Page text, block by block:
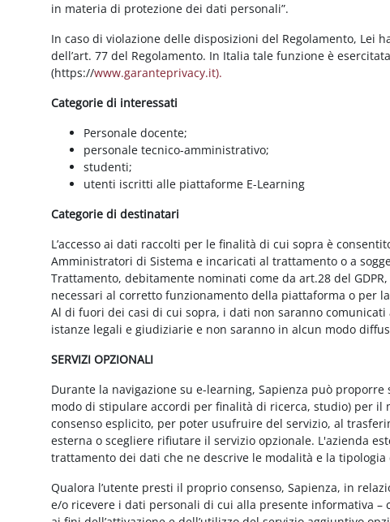
in materia di protezione dei dati personali”.
In caso di violazione delle disposizioni del Regolamento, Lei
dell’art. 77 del Regolamento. In Italia tale funzione è
(https://www.garanteprivacy.it).
Categorie di interessati
Personale docente;
personale tecnico-amministrativo;
studenti;
utenti iscritti alle piattaforme E-Learning
Categorie di destinatari
L’accesso ai dati raccolti per le finalità di cui sopra è
Amministratori di Sistema e incaricati al trattamento o a
Trattamento, debitamente nominati come da art.28 del
necessari al corretto funzionamento della piattaforma o per
Al di fuori dei casi di cui sopra, i dati non saranno
istanze legali e giudiziarie e non saranno in alcun modo
SERVIZI OPZIONALI
Durante la navigazione su e-learning, Sapienza può
modo di stipulare accordi per finalità di ricerca, studio) per il
consenso esplicito, per poter usufruire del servizio, al
esterna o scegliere rifiutare il servizio opzionale. L'azienda
trattamento dei dati che ne descrive le modalità e la
Qualora l’utente presti il proprio consenso, Sapienza, in
e/o ricevere i dati personali di cui alla presente informativa –